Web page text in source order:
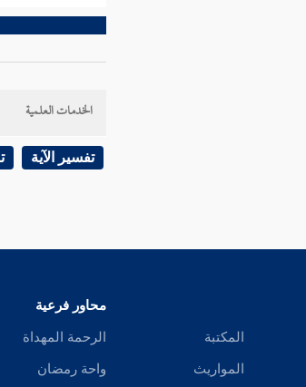
الزمر
فصلت
الشورى
الخدمات العلمية
تفسير الآية
المكتبة
المواريث
محاور فرعية
الرحمة المهداة
واحة رمضان